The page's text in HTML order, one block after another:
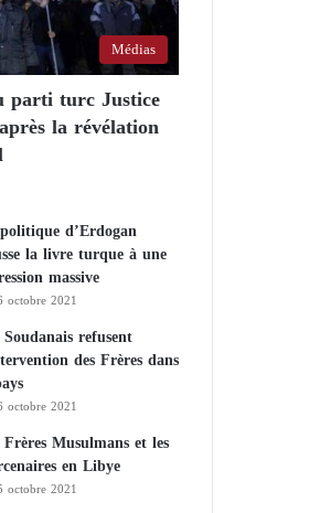
Médias
parti turc Justice
la révélation
d’Erdogan
la livre turque à une
massive
octobre 2021
refusent
des Frères dans
octobre 2021
Musulmans et les
en Libye
octobre 2021